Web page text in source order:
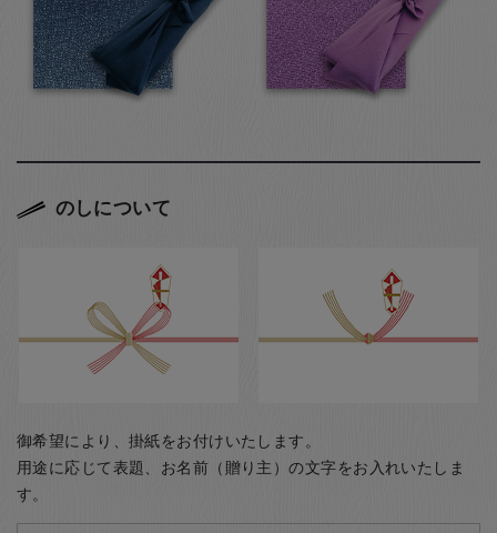
のしについて
御希望により、掛紙をお付けいたします。
用途に応じて表題、お名前（贈り主）の文字をお入れいたしま
す。